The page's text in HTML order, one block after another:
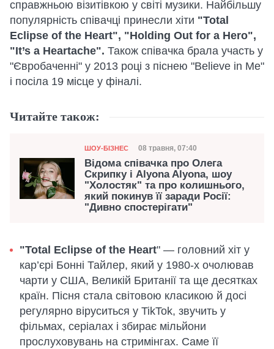
справжньою візитівкою у світі музики. Найбільшу
популярність співачці принесли хіти "Total
Eclipse of the Heart", "Holding Out for a Hero",
"It’s a Heartache". Також співачка брала участь у
"Євробаченні" у 2013 році з піснею "Believe in Me"
і посіла 19 місце у фіналі.
Читайте також:
Категорія
ШОУ-БІЗНЕС Дата публікації
08 травня, 07:40
Відома співачка про Олега
Скрипку і Alyona Alyona, шоу
"Холостяк" та про колишнього,
який покинув її заради Росії:
"Дивно спостерігати"
"Total Eclipse of the Heart" — головний хіт у
кар’єрі Бонні Тайлер, який у 1980-х очолював
чарти у США, Великій Британії та ще десятках
країн. Пісня стала світовою класикою й досі
регулярно віруситься у TikTok, звучить у
фільмах, серіалах і збирає мільйони
прослуховувань на стримінгах. Саме її